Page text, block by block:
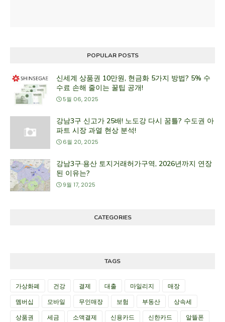
POPULAR POSTS
신세계 상품권 10만원, 현금화 5가지 방법? 5% 수
수료 손해 줄이는 꿀팁 공개!
5월 06, 2025
강남3구 신고가 25배! 노도강 다시 꿈틀? 수도권 아
파트 시장 과열 현상 분석!
6월 20, 2025
강남3구·용산 토지거래허가구역, 2026년까지 연장
된 이유는?
9월 17, 2025
CATEGORIES
TAGS
가상화폐 건강 결제 대출 마일리지
매장
멤버십
모바일 무인매장 보험 부동산
상속세
상품권
세금 소액결제 신용카드 신한카드
알뜰폰